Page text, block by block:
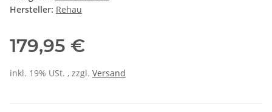
Hersteller: Rehau
179,95 €
inkl. 19% USt. , zzgl. Versand